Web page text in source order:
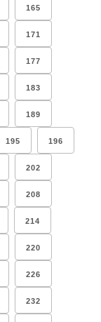
165
171
177
183
189
195 196
202
208
214
220
226
232